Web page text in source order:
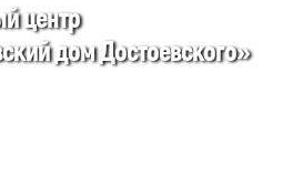
центр
дом Достоевского»